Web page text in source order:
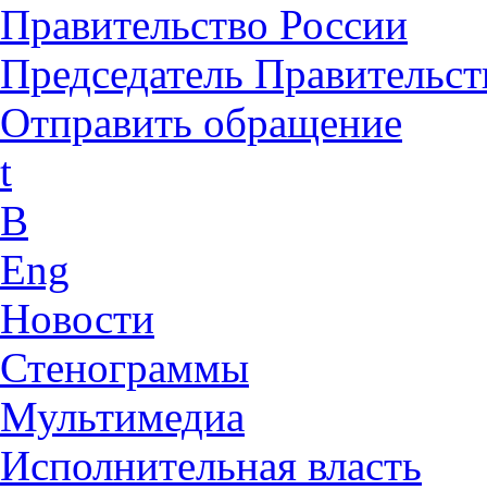
Правительство России
Председатель
Отправить обращение
t
B
Eng
Новости
Стенограммы
Мультимедиа
Исполнительная власть